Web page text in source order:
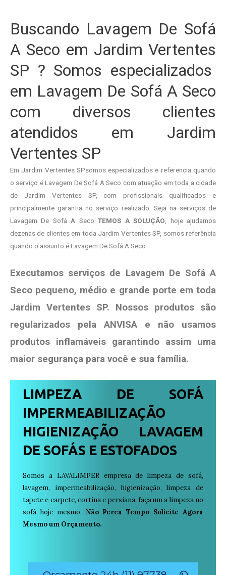
Buscando Lavagem De Sofá
A Seco em Jardim Vertentes
SP ? Somos especializados
em Lavagem De Sofá A Seco
com diversos clientes
atendidos em Jardim
Vertentes SP
Em Jardim Vertentes SPsomos especializados e referencia quando
o serviço é Lavagem De Sofá A Seco com atuação em toda a cidade
de Jardim Vertentes SP, com profissionais qualificados e
principalmente garantia no serviço realizado. Seja na serviços de
Lavagem De Sofá A SecoTEMOS A SOLUÇÃO , hoje ajudamos
dezenas de clientes em toda Jardim Vertentes SP, somos referência
quando o assunto é Lavagem De Sofá A Seco.
Executamos serviços de Lavagem De Sofá A
Seco pequeno, médio e grande porte em toda
Jardim Vertentes SP. Nossos produtos são
regularizados pela ANVISA e não usamos
produtos inflamáveis garantindo assim uma
maior segurança para você e sua família.
LIMPEZA DE SOFÁ
IMPERMEABILIZAÇÃO
HIGIENIZAÇÃO LAVAGEM
DE SOFÁS E ESTOFADOS
Somos a LAVALIMPER empresa de limpeza de sofá,
lavagem, impermeabilização, higienização, limpeza de
tapete e carpete, cortina e persiana, faça um a limpeza no
sofá hoje mesmo. Não Perca Tempo Solicite Agora
Mesmo um Orçamento.